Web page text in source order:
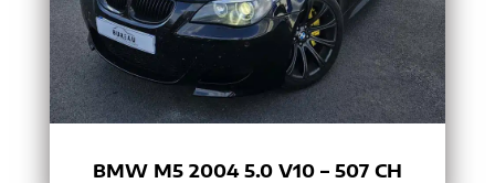
BMW M5 2004 5.0 V10 – 507 CH